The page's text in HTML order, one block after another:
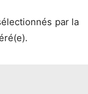
par la